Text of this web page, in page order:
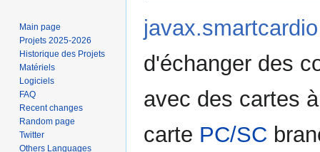
Jump
to
Jump
to
javax.smartcardio
d'échanger des
avec des cartes
carte PC/SC
Main page
Projets 2025-2026
Historique des Projets
Matériels
Logiciels
FAQ
Recent changes
Random page
Twitter
Others Languages